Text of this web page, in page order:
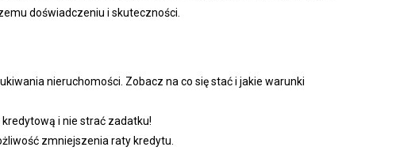
doświadczeniu i skuteczności.
nieruchomości. Zobacz na co się stać i jakie warunki
i nie strać zadatku!
zmniejszenia raty kredytu.